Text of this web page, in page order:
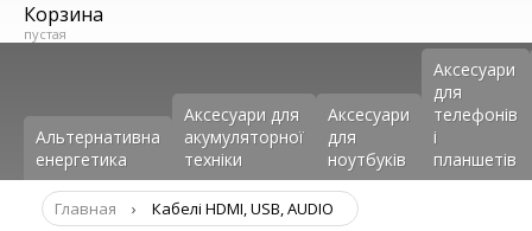
Корзина
пустая
Альтернативна
енергетика
Аксесуари для
акумуляторної
техніки
Аксесуари
для
ноутбуків
Аксеcуари
для
телефонів
і
планшетів
Главная › Кабелі HDMI, USB, AUDIO